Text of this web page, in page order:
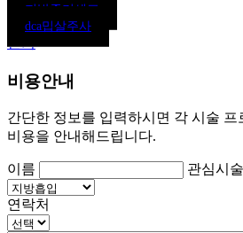
지방줄기세포
dca밉살주사
닫기
비용안내
간단한 정보를 입력하시면 각 시술 프
비용을 안내해드립니다.
이름 관심시술
연락처